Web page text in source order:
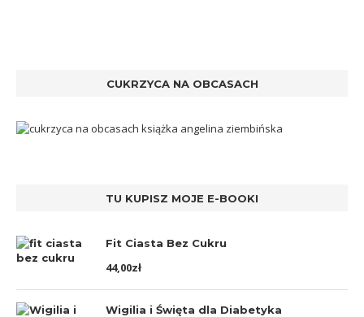
CUKRZYCA NA OBCASACH
TU KUPISZ MOJE E-BOOKI
Fit Ciasta Bez Cukru
44,00zł
Wigilia i Święta dla Diabetyka